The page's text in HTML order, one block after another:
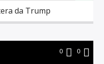
da Trump
0 0